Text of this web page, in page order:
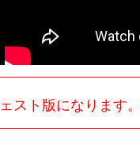
スト版になります